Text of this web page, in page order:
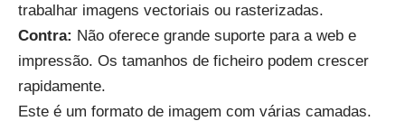
trabalhar imagens vectoriais ou rasterizadas.
Contra: Não oferece grande suporte para a web e
impressão. Os tamanhos de ficheiro podem crescer
rapidamente.
Este é um formato de imagem com várias camadas.